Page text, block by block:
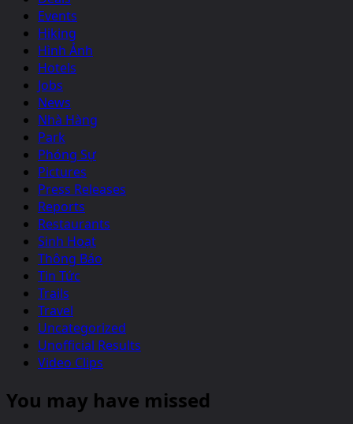
Events
Hiking
Hình Ảnh
Hotels
Jobs
News
Nhà Hàng
Park
Phóng Sự
Pictures
Press Releases
Reports
Restaurants
Sinh Hoạt
Thông Báo
Tin Tức
Trails
Travel
Uncategorized
Unofficial Results
Video Clips
You may have missed